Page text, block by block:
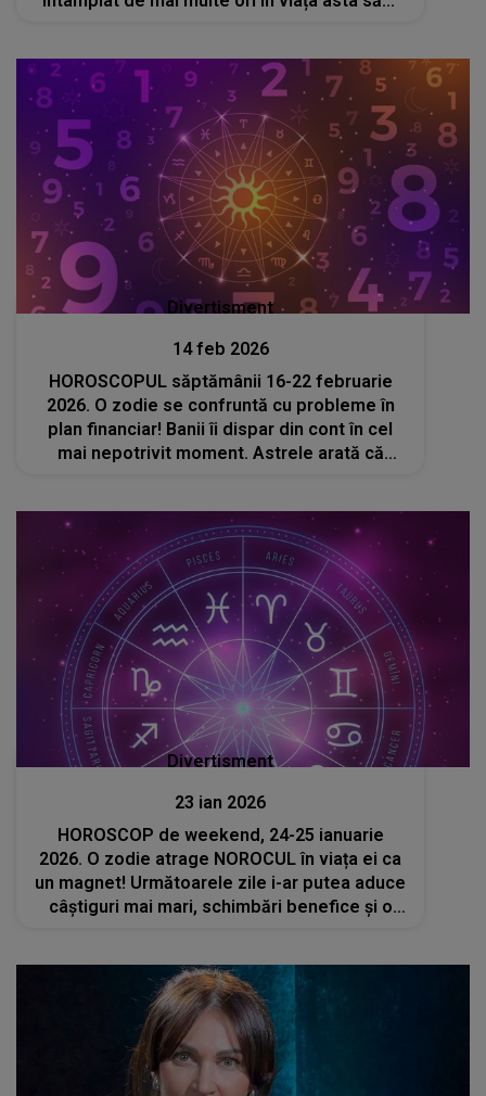
Divertisment
14 feb 2026
HOROSCOPUL săptămânii 16-22 februarie
2026. O zodie se confruntă cu probleme în
plan financiar! Banii îi dispar din cont în cel
mai nepotrivit moment. Astrele arată că
Divertisment
23 ian 2026
HOROSCOP de weekend, 24-25 ianuarie
2026. O zodie atrage NOROCUL în viața ei ca
un magnet! Următoarele zile i-ar putea aduce
câștiguri mai mari, schimbări benefice și o